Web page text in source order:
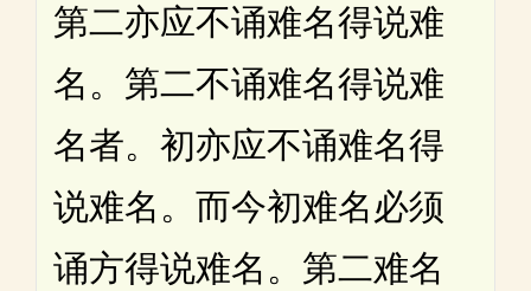
第二亦应不诵难名得说难
名。第二不诵难名得说难
名者。初亦应不诵难名得
说难名。而今初难名必须
诵方得说难名。第二难名